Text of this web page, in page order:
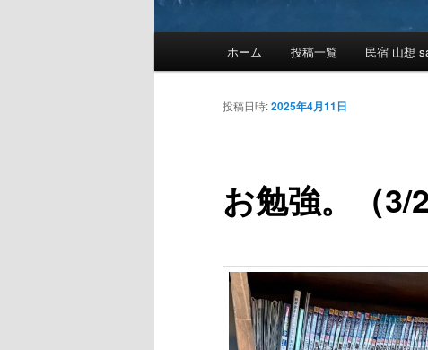
メ
イ
テ
ン
ホーム 投稿一覧 民宿 山想
お勉強。（3/
投稿日時:2025年4月11日